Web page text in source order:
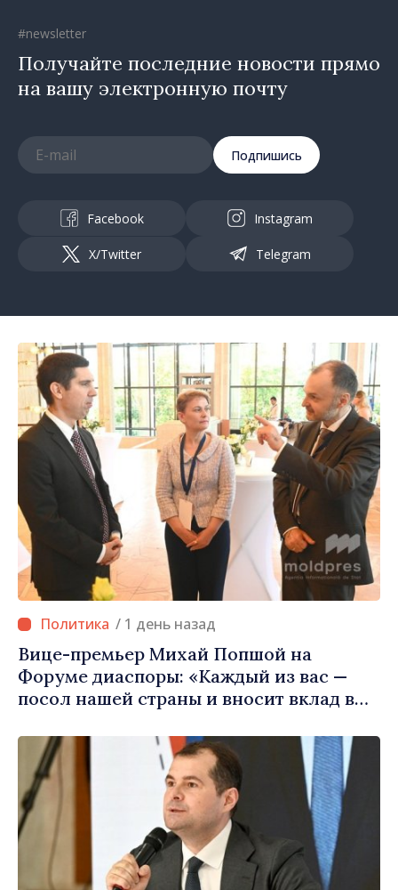
#newsletter
Получайте последние новости прямо
на вашу электронную почту
Подпишись
Facebook Instagram
X/Twitter Telegram
/ 1 день назад
Вице-премьер Михай Попшой на
Форуме диаспоры: «Каждый из вас —
посол нашей страны и вносит вклад в
Молдова»